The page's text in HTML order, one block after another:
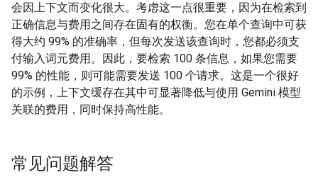
会因上下文而变化很大。考虑这一点很重要，因为在检索到
正确信息与费用之间存在固有的权衡。您在单个查询中可获
得大约 99% 的准确率，但每次发送该查询时，您都必须支
付输入词元费用。因此，要检索 100 条信息，如果您需要
99% 的性能，则可能需要发送 100 个请求。这是一个很好
的示例，上下文缓存在其中可显著降低与使用 Gemini 模型
关联的费用，同时保持高性能。
常见问题解答